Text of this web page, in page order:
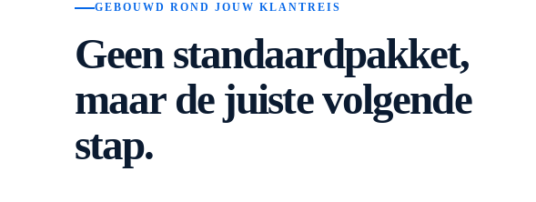
GEBOUWD ROND JOUW KLANTREIS
Geen standaardpakket,
maar de juiste volgende
stap.